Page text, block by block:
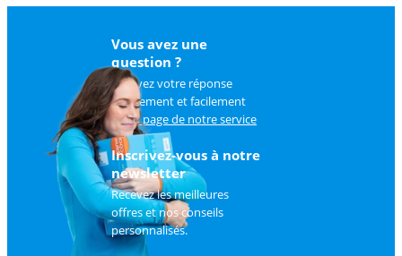
Vous avez une
question ?
Trouvez votre réponse
rapidement et facilement
surla page de notre service
client.
Inscrivez-vous à notre
newsletter
Recevez les meilleures
offres et nos conseils
personnalisés.